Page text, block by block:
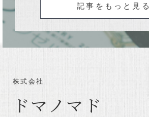
記事をもっと見る
株式会社
ドマノマド